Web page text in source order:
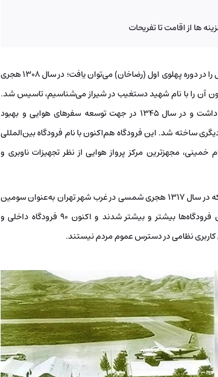
ها از اقامت تا تفریحات
اما سوال، دومین فرودگاه چه زمانی ساخته شد؟ جواب این سوال را در دوره پهلوی اول (رضاخان) می‌توان یافت؛ در سال 1308 هجری
آن را با نام شهید دستغیب در شیراز می‌شناسیم، تاسیس شد.
البته این فرودگاه در آن زمان فقط بین شهرهای ایران پرواز داشت و در سال 1345 در جهت توسعه سفرهای هوایی و بهبود
ساخته شد. این فرودگاه هم‌اکنون با نام فرودگاه بین‌المللی
مجهزترین مرکز پرواز هوایی از نظر تجهیزات ناوبری و
سومین فرودگاه های بین المللی ایران هم فرودگاه مهرآباد بود که در سال 1317 هجری شمسی در غرب شهر تهران به‌عنوان سومین
مرکز پروازهای هوایی بین‌المللی کشور ساخته شد. به‌مرور این فرودگاه‌ها بیشتر و بیشتر شدند و اکنون 90 فرودگاه داخلی و
کاربری نظامی در دسترس عموم مردم نیستند.